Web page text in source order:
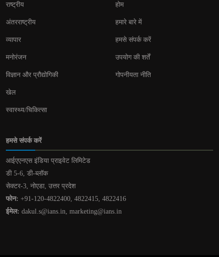
राष्ट्रीय
अंतरराष्ट्रीय
व्यापार
मनोरंजन
विज्ञान और प्रौद्योगिकी
खेल
स्वास्थ्य/चिकित्सा
होम
हमारे बारे में
हमसे संपर्क करें
उपयोग की शर्तें
गोपनीयता नीति
हमसे संपर्क करें
आईएएनएस इंडिया प्राइवेट लिमिटेड
डी 5-6, डी-ब्लॉक
सेक्टर-3, नोएडा, उत्तर प्रदेश
फोन: +91-120-4822400, 4822415, 4822416
ईमेल: dakul.s@ians.in, marketing@ians.in